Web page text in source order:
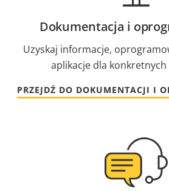
Dokumentacja i
Uzyskaj informacje,
aplikacje dla
PRZEJDŹ DO DOKUMENTACJI I